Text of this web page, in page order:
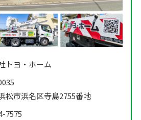
トヨ・ホーム
松市浜名区寺島2755番地
7575